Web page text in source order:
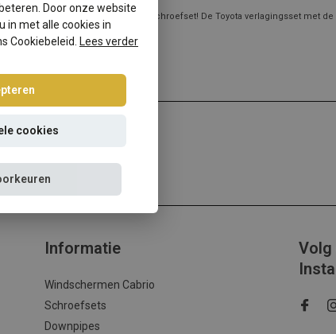
Kies dan voor deze Ta-Technix schroefset! De Toyota verlagingsset met de
Informatie
Windschermen Cabrio
Schroefsets
Downpipes
Volg
Door onze website
in met alle cookies in
Cookiebeleid. Lees verder
cookies